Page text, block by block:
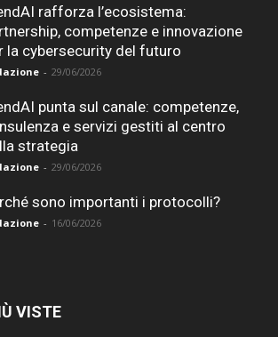
rafforza l’ecosistema:
competenze e innovazione
la cybersecurity del futuro
- 29/06/2026
punta sul canale: competenze,
e servizi gestiti al centro
strategia
- 29/06/2026
sono importanti i protocolli?
- 16/06/2026
VISTE